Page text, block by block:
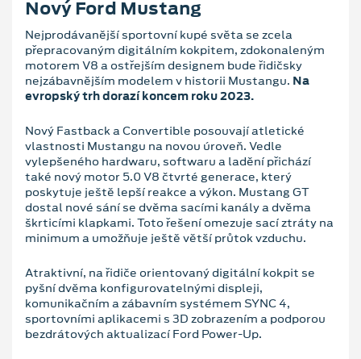
Nový Ford Mustang
Nejprodávanější sportovní kupé světa se zcela
přepracovaným digitálním kokpitem, zdokonaleným
motorem V8 a ostřejším designem bude řidičsky
nejzábavnějším modelem v historii Mustangu. Na
evropský trh dorazí koncem roku 2023.
Nový Fastback a Convertible posouvají atletické
vlastnosti Mustangu na novou úroveň. Vedle
vylepšeného hardwaru, softwaru a ladění přichází
také nový motor 5.0 V8 čtvrté generace, který
poskytuje ještě lepší reakce a výkon. Mustang GT
dostal nové sání se dvěma sacími kanály a dvěma
škrticími klapkami. Toto řešení omezuje sací ztráty na
minimum a umožňuje ještě větší průtok vzduchu.
Atraktivní, na řidiče orientovaný digitální kokpit se
pyšní dvěma konfigurovatelnými displeji,
komunikačním a zábavním systémem SYNC 4,
sportovními aplikacemi s 3D zobrazením a podporou
bezdrátových aktualizací Ford Power-Up.